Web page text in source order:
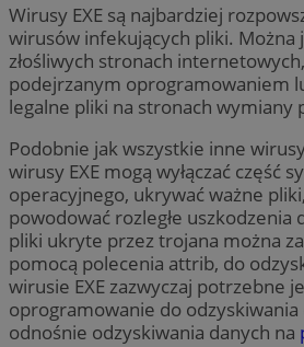
Wirusy EXE są najbardziej
wirusów infekujących pliki. Można
złośliwych stronach
podejrzanym oprogramowaniem
legalne pliki na stronach wymiany
Podobnie jak wszystkie inne
wirusy EXE mogą wyłączać część
operacyjnego, ukrywać ważne
powodować rozległe uszkodzenia
pliki ukryte przez trojana można
pomocą polecenia attrib, do
wirusie EXE zazwyczaj potrzebne
oprogramowanie do odzyskiwania
odnośnie odzyskiwania danych na